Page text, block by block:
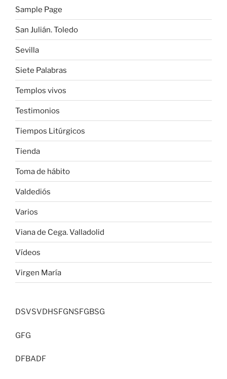
Sample Page
San Julián. Toledo
Sevilla
Siete Palabras
Templos vivos
Testimonios
Tiempos Litúrgicos
Tienda
Toma de hábito
Valdediós
Varios
Viana de Cega. Valladolid
Vídeos
Virgen María
DSVSVDHSFGNSFGBSG
GFG
DFBADF